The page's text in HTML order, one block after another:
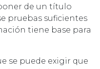
de un título
pruebas suficientes
tiene base para
se puede exigir que